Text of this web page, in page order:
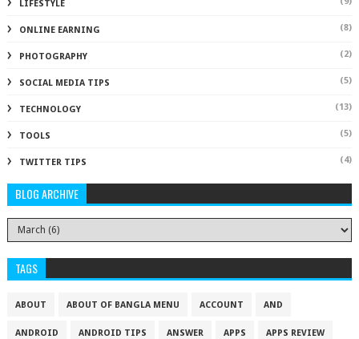
LIFESTYLE
ONLINE EARNING (8)
PHOTOGRAPHY (2)
SOCIAL MEDIA TIPS (5)
TECHNOLOGY (13)
TOOLS (5)
TWITTER TIPS (4)
BLOG ARCHIVE
TAGS
ABOUT ABOUT OF BANGLA MENU ACCOUNT AND
ANDROID ANDROID TIPS ANSWER APPS APPS REVIEW